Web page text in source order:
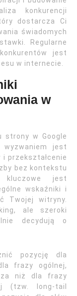
konkurencji
dostarcza Ci
świadomych
Regularne
jest
w internecie.
w
strony w Google
wyzwaniem jest
przekształcenie
bez kontekstu
jest
wskaźniki i
Twojej witryny.
ale szeroki
decydują o
pozycję dla
frazy ogólnej,
niż dla frazy
(tzw. long-tail